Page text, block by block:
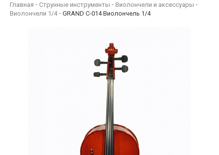
Главная Струнные инструменты
Виолончели и аксессуары
Виолончели 1/4
GRAND C-014 Виолончель 1/4